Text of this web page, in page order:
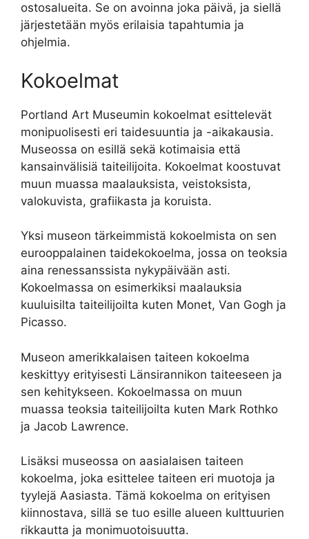
ostosalueita. Se on avoinna joka päivä, ja siellä
järjestetään myös erilaisia tapahtumia ja
ohjelmia.
Kokoelmat
Portland Art Museumin kokoelmat esittelevät
monipuolisesti eri taidesuuntia ja -aikakausia.
Museossa on esillä sekä kotimaisia että
kansainvälisiä taiteilijoita. Kokoelmat koostuvat
muun muassa maalauksista, veistoksista,
valokuvista, grafiikasta ja koruista.
Yksi museon tärkeimmistä kokoelmista on sen
eurooppalainen taidekokoelma, jossa on teoksia
aina renessanssista nykypäivään asti.
Kokoelmassa on esimerkiksi maalauksia
kuuluisilta taiteilijoilta kuten Monet, Van Gogh ja
Picasso.
Museon amerikkalaisen taiteen kokoelma
keskittyy erityisesti Länsirannikon taiteeseen ja
sen kehitykseen. Kokoelmassa on muun
muassa teoksia taiteilijoilta kuten Mark Rothko
ja Jacob Lawrence.
Lisäksi museossa on aasialaisen taiteen
kokoelma, joka esittelee taiteen eri muotoja ja
tyylejä Aasiasta. Tämä kokoelma on erityisen
kiinnostava, sillä se tuo esille alueen kulttuurien
rikkautta ja monimuotoisuutta.